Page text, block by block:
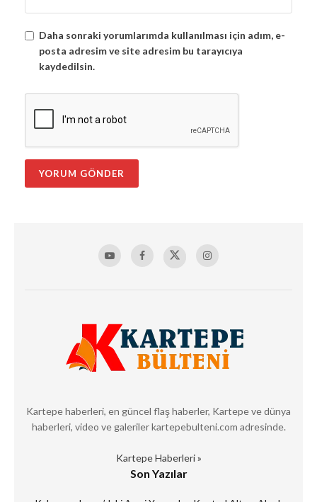
Daha sonraki yorumlarımda kullanılması için adım, e-
posta adresim ve site adresim bu tarayıcıya
kaydedilsin.
Kartepe haberleri, en güncel flaş haberler, Kartepe ve dünya
haberleri, video ve galeriler kartepebulteni.com adresinde.
Kartepe Haberleri »
Son Yazılar